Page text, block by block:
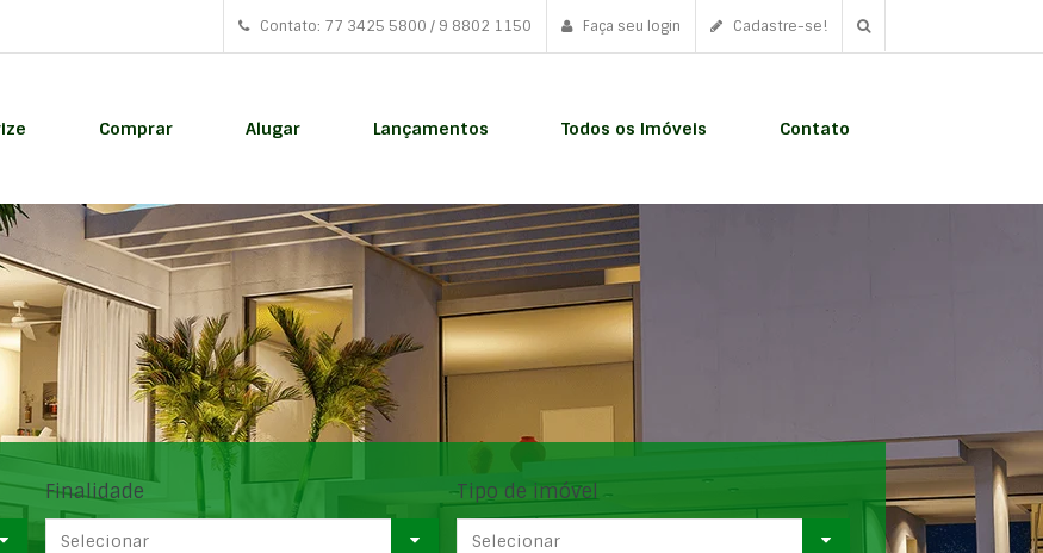
Contato: 77 3425 5800 / 9 8802 1150 Faça seu login Cadastre-se!
Comprar Alugar Lançamentos Todos os Imóveis Contato
Finalidade
Selecionar
Tipo de imóvel
Selecionar